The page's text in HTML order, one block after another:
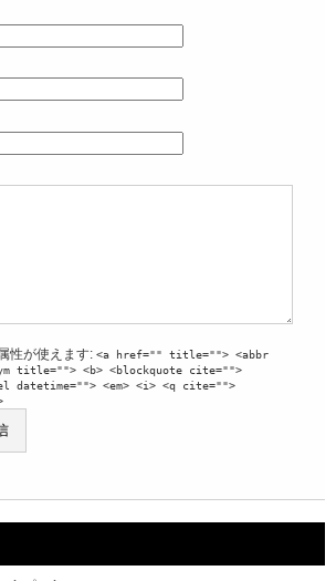
性が使えます: <a href="" title=""> <abbr
title=""> <b> <blockquote cite="">
datetime=""> <em> <i> <q cite="">